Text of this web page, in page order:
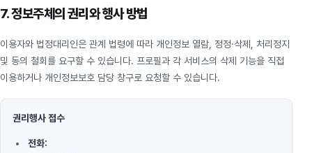
7. 정보주체의 권리와 행사 방법
이용자와 법정대리인은 관계 법령에 따라 개인정보 열람, 정정·삭제, 처리정지
및 동의 철회를 요구할 수 있습니다. 프로필과 각 서비스의 삭제 기능을 직접
이용하거나 개인정보보호 담당 창구로 요청할 수 있습니다.
권리행사 접수
전화: